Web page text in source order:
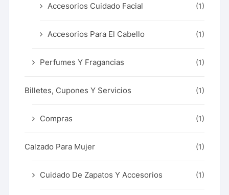
Accesorios Cuidado Facial (1)
Accesorios Para El Cabello (1)
Perfumes Y Fragancias (1)
Billetes, Cupones Y Servicios (1)
Compras (1)
Calzado Para Mujer (1)
Cuidado De Zapatos Y Accesorios (1)